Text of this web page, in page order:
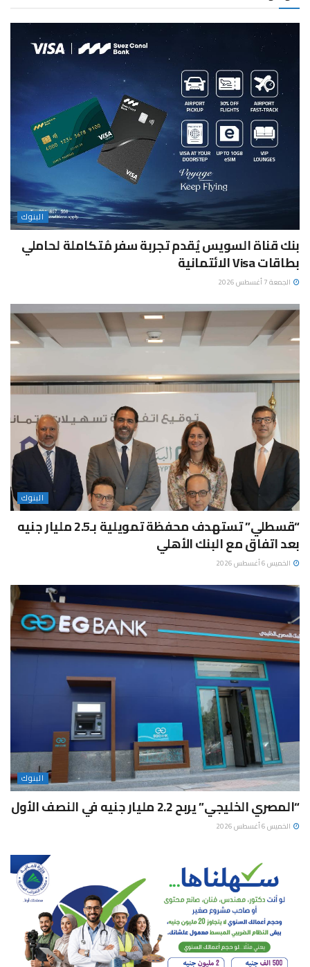
البنوك
بنك قناة السويس يُقدم تجربة سفر مُتكاملة لحاملي
بطاقات Visa الائتمانية
الجمعة 7 أغسطس 2026
البنوك
“قسطلي” تستهدف محفظة تمويلية بـ2.5 مليار جنيه
بعد اتفاق مع البنك الأهلي
الخميس 6 أغسطس 2026
البنوك
“المصري الخليجي” يربح 2.2 مليار جنيه في النصف الأول
الخميس 6 أغسطس 2026